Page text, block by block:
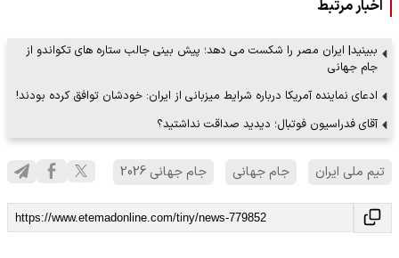
اخبار مرتبط
ببینید| ایران مصر را شکست می دهد؛ پیش بینی جالب ستاره های تکواندو از
جام جهانی
ادعای نماینده آمریکا درباره شرایط میزبانی از ایران: خودشان توافق کرده بودند!
آقای فدراسیون فوتبال؛ دیدید صداقت نداشتید؟
تیم ملی ایران جام جهانی جام جهانی 2026